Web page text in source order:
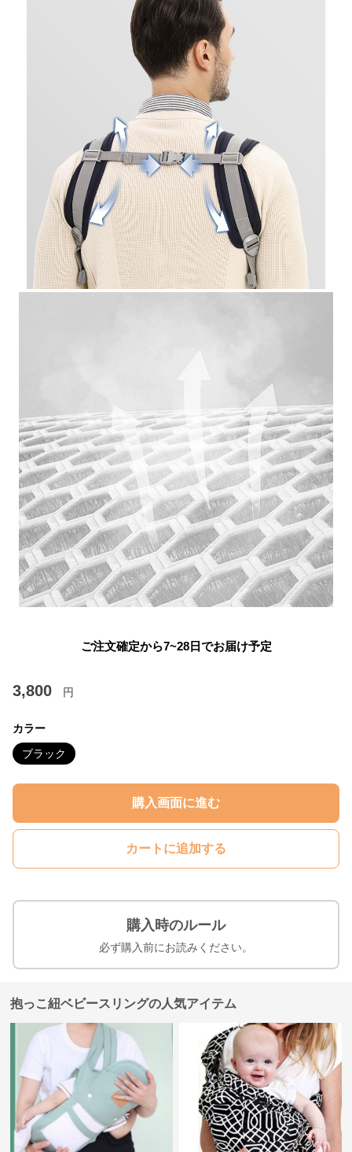
ご注文確定から7~28日でお届け予定
3,800 円
カラー
ブラック
購入画面に進む
カートに追加する
購入時のルール
必ず購入前にお読みください。
抱っこ紐ベビースリングの人気アイテム